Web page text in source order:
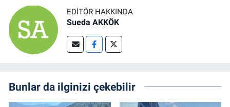
EDITÖR HAKKINDA
Sueda AKKÖK
Bunlar da ilginizi çekebilir